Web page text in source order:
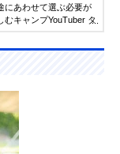
にあわせて選ぶ必要が
キャンプYouTuber タ